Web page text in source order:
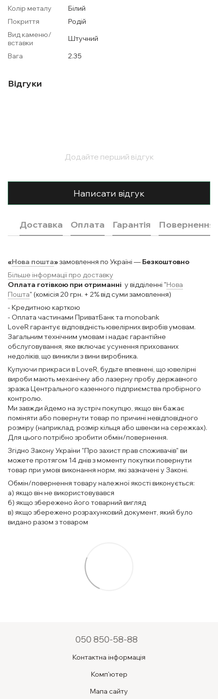
Колір металу
Білий
Покриття
Родій
Вид каменю/
вставки
Штучний
Вага
2.35
Відгуки
Додайте перший відгук
Написати відгук
Доставка Оплата Гарантія Повернення
«Нова пошта»замовлення по Україні — Безкоштовно
Більше інформації про доставку
Оплата готівкою при отриманні у відділенні "Нова
Пошта" (комісія 20 грн. + 2% від суми замовлення)
- Кредитною карткою
- Оплата частинами ПриватБанк та monobank
LoveR гарантує відповідність ювелірних виробів умовам.
Загальним технічним умовам і надає гарантійне
обслуговування, яке включає усунення прихованих
недоліків, що виникли з вини виробника.
Купуючи прикраси в LoveR, будьте впевнені, що ювелірні
вироби мають механічну або лазерну пробу державного
зразка Центрального казенного підприємства пробірного
контролю.
Ми завжди йдемо на зустріч покупцю, якщо він бажає
поміняти або повернути товар по причині невідповідного
розміру (наприклад, розмір кільця або швензи на сережках).
Для цього потрібно зробити обмін/повернення.
Згідно Закону України "Про захист прав споживачів" ви
можете протягом 14 днів з моменту покупки повернути
товар при умові виконання норм, які зазначені у Законі.
Обмін/повернення товару належної якості виконується:
а) якщо він не використовувався
б) якщо збережено його товарний вигляд
в) якщо збережено розрахунковий документ, який було
видано разом з товаром
050 850-58-88
Контактна інформація
Комп'ютер
Мапа сайту